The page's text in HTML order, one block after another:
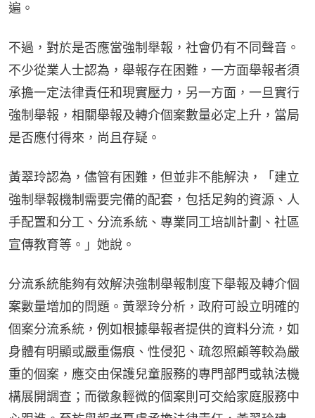
遍。
不過，對於是否應當強制舉報，社會仍有不同聲音。
不少從業人士認為，舉報存在困難，一方面舉報者須
承擔一定法律責任和現實壓力，另一方面，一旦實行
強制舉報，相關舉報及轉介個案數量必定上升，當局
是否應付得來，尚且存疑。
黃翠玲認為，儘管有困難，但並非不能解決，「建立
強制舉報機制需要完備的配套，包括足夠的資源、人
手配置和分工、分流系統、專業同工培訓計劃、社區
宣傳教育等。」她說。
分流系統能夠有效解決強制舉報制度下舉報及轉介個
案數量增加的問題。黃翠玲分析，政府可設立明確的
個案分流系統，例如根據舉報者提供的資料分流，如
身體有明顯或嚴重傷痕、性侵犯、疏忽照顧等較為嚴
重的個案，應交由保護兒童服務的專門部門或執法機
構展開調查；而徵象輕微的個案則可交給家庭服務中